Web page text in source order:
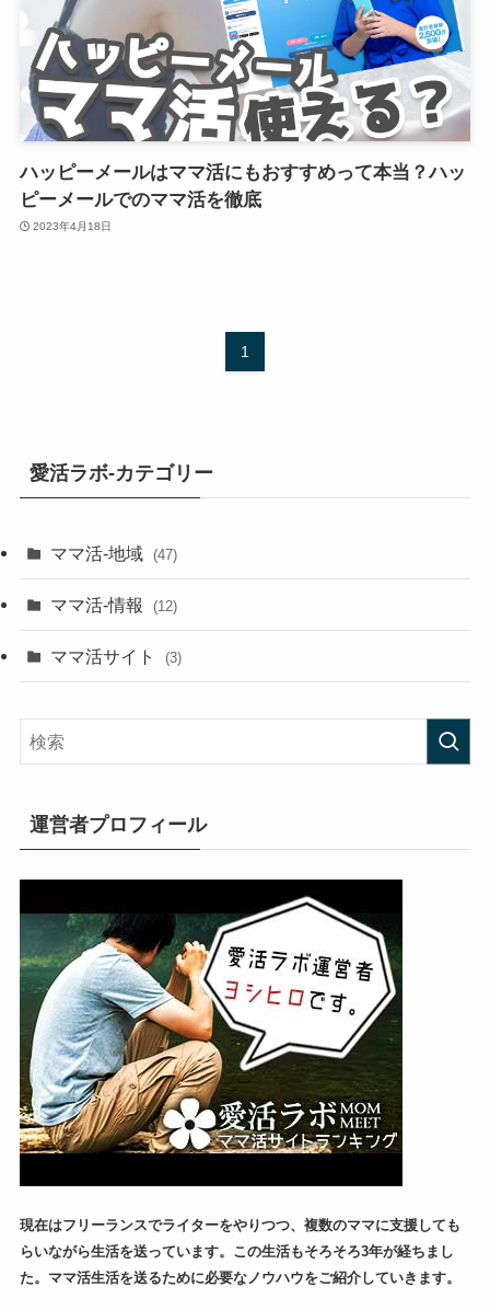
ハッピーメールはママ活にもおすすめって本当？ハッ
ピーメールでのママ活を徹底
2023年4月18日
1
愛活ラボ-カテゴリー
ママ活-地域 (47)
ママ活-情報 (12)
ママ活サイト (3)
運営者プロフィール
現在はフリーランスでライターをやりつつ、複数のママに支援しても
らいながら生活を送っています。この生活もそろそろ3年が経ちまし
た。ママ活生活を送るために必要なノウハウをご紹介していきます。